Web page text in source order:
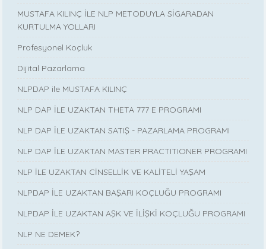
MUSTAFA KILINÇ İLE NLP METODUYLA SİGARADAN
KURTULMA YOLLARI
Profesyonel Koçluk
Dijital Pazarlama
NLPDAP ile MUSTAFA KILINÇ
NLP DAP İLE UZAKTAN THETA 777 E PROGRAMI
NLP DAP İLE UZAKTAN SATIŞ - PAZARLAMA PROGRAMI
NLP DAP İLE UZAKTAN MASTER PRACTITIONER PROGRAMI
NLP İLE UZAKTAN CİNSELLİK VE KALİTELİ YAŞAM
NLPDAP İLE UZAKTAN BAŞARI KOÇLUĞU PROGRAMI
NLPDAP İLE UZAKTAN AŞK VE İLİŞKİ KOÇLUĞU PROGRAMI
NLP NE DEMEK?